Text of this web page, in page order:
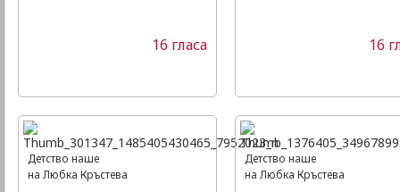
16 гласа 16
Детство наше
на Любка Кръстева
Детство наше
на Любка Кръстева